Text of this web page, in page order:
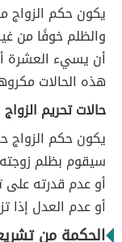
يكون حكم الزواج
والظلم خوفًا من
أن يسيء العشرة
هذه الحالات
حالات تحريم الزواج
يكون حكم الزواج
سيقوم بظلم زوجته
أو عدم قدرته على
أو عدم العدل إذا
الحكمة من